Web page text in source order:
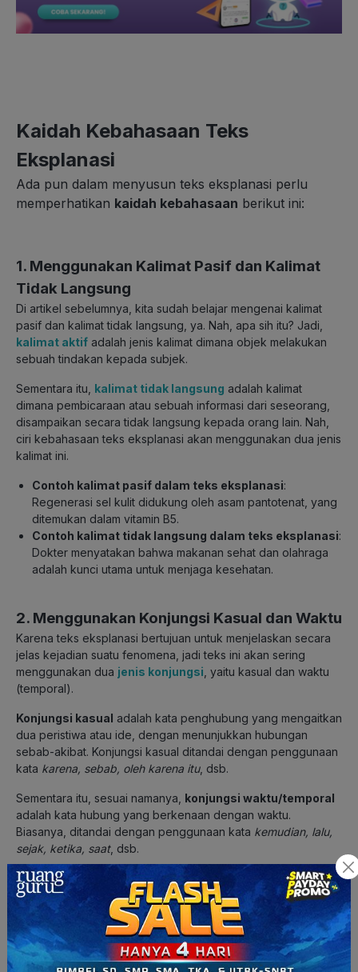
Kaidah Kebahasaan Teks
Eksplanasi
Ada pun dalam menyusun teks eksplanasi perlu
memperhatikan kaidah kebahasaan berikut ini:
1. Menggunakan Kalimat Pasif dan Kalimat
Tidak Langsung
Di artikel sebelumnya, kita sudah belajar mengenai kalimat
pasif dan kalimat tidak langsung, ya. Nah, apa sih itu? Jadi,
kalimat aktif adalah jenis kalimat dimana objek melakukan
sebuah tindakan kepada subjek.
Sementara itu, kalimat tidak langsung adalah kalimat
dimana pembicaraan atau sebuah informasi dari seseorang,
disampaikan secara tidak langsung kepada orang lain. Nah,
ciri kebahasaan teks eksplanasi akan menggunakan dua jenis
kalimat ini.
Contoh kalimat pasif dalam teks eksplanasi:
Regenerasi sel kulit didukung oleh asam pantotenat, yang
ditemukan dalam vitamin B5.
Contoh kalimat tidak langsung dalam teks eksplanasi:
Dokter menyatakan bahwa makanan sehat dan olahraga
adalah kunci utama untuk menjaga kesehatan.
2. Menggunakan Konjungsi Kasual dan Waktu
Karena teks eksplanasi bertujuan untuk menjelaskan secara
jelas kejadian suatu fenomena, jadi teks ini akan sering
menggunakan dua jenis konjungsi , yaitu kasual dan waktu
(temporal).
Konjungsi kasual adalah kata penghubung yang mengaitkan
dua peristiwa atau ide, dengan menunjukkan hubungan
sebab-akibat. Konjungsi kasual ditandai dengan penggunaan
kata karena, sebab, oleh karena itu, dsb.
Sementara itu, sesuai namanya, konjungsi waktu/temporal
adalah kata hubung yang berkenaan dengan waktu.
Biasanya, ditandai dengan penggunaan kata kemudian, lalu,
sejak, ketika, saat, dsb.
3. Terdapat Istilah Ilmiah
Teks eksplanasi juga menggunakan istilah ilmiah untuk
menjelaskan suatu fenomena. Contohnya saja pada teks
eksplanasi tentang penyebab banjir. Mungkin kamu akan